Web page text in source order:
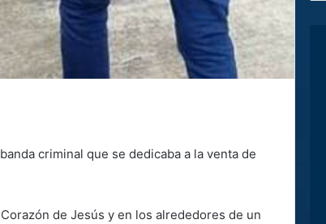
criminal que se dedicaba a la venta de
de Jesús y en los alrededores de un